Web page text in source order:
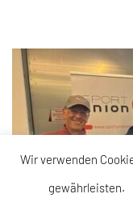
28. September 2025
Wir verwenden
gewährleisten.